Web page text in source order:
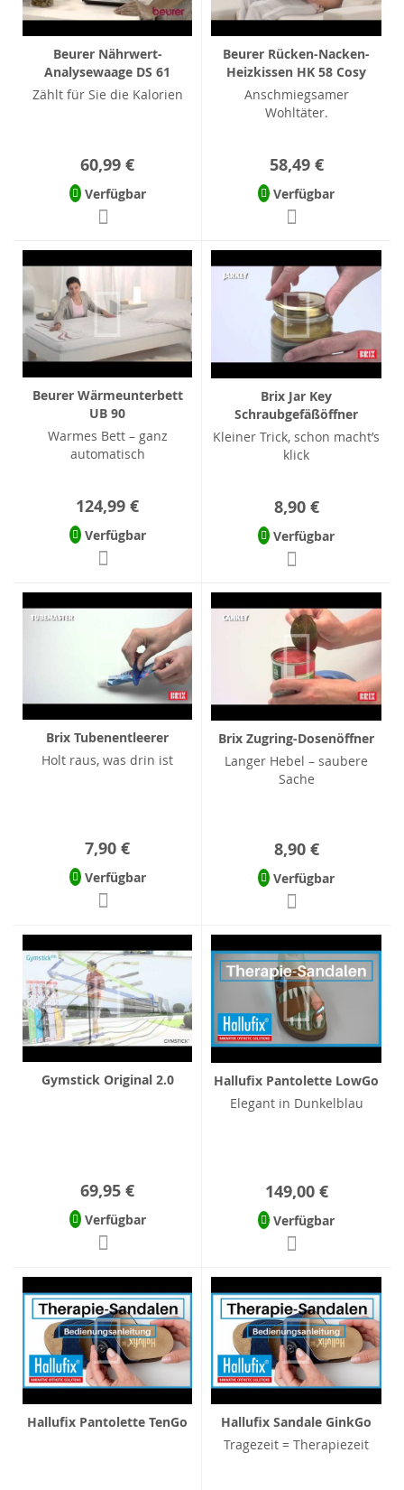
Beurer Nährwert-
Analysewaage DS 61
Zählt für Sie die Kalorien
60,99 €
Verfügbar
Beurer Rücken-Nacken-
Heizkissen HK 58 Cosy
Anschmiegsamer
Wohltäter.
58,49 €
Verfügbar
Beurer Wärmeunterbett
UB 90
Warmes Bett – ganz
automatisch
124,99 €
Verfügbar
Brix Jar Key
Schraubgefäßöffner
Kleiner Trick, schon macht’s
klick
8,90 €
Verfügbar
Brix Tubenentleerer
Holt raus, was drin ist
7,90 €
Verfügbar
Brix Zugring-Dosenöffner
Langer Hebel – saubere
Sache
8,90 €
Verfügbar
Gymstick Original 2.0
69,95 €
Verfügbar
Hallufix Pantolette LowGo
Elegant in Dunkelblau
149,00 €
Verfügbar
Hallufix Pantolette TenGo
Hallufix Sandale GinkGo
Tragezeit = Therapiezeit